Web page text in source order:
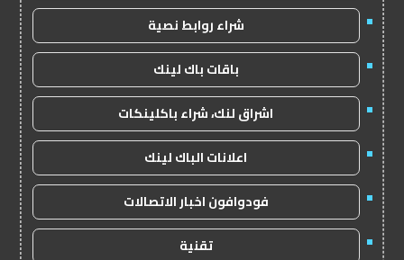
شراء روابط نصية
باقات باك لينك
اشراق لنك، شراء باكلينكات
اعلانات الباك لينك
فودوافون اخبار الاتصالات
تقنية